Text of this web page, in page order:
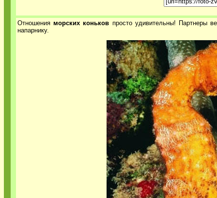
Отношенияморских коньков просто удивительны! Партнеры
напарнику.